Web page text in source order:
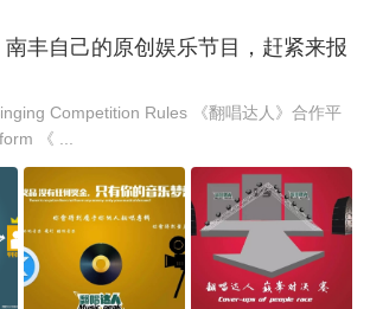
丰自己的原创娱乐节目，赶紧来报
Competition Rules 《翻唱达人》合作平
《 ...